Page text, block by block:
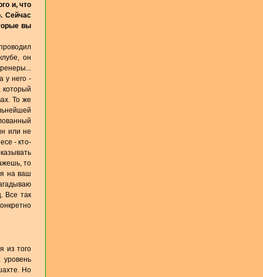
и, что
Сейчас
вы
он
у него -
который
То же
или не
- кто-
то
на ваш
Все так
из того
Но